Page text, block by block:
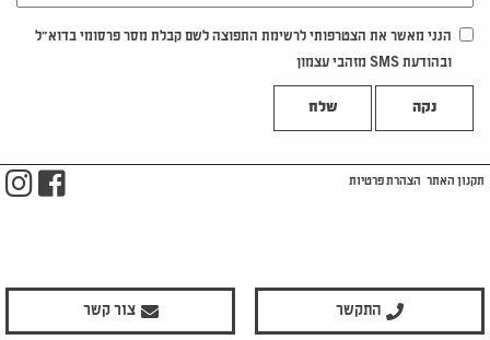
הנני מאשר את הצטרפותי לרשימת התפוצה לשם קבלת מסר פרסומי בדוא"ל
ובהודעת SMS מזהבי עצמון
נקה
התקשר צור קשר
תקנון האתר הצהרת פרטיות